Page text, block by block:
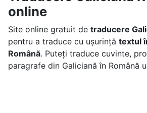
online
Site online gratuit de traducere
pentru a traduce cu ușurință textul
Română. Puteți traduce cuvinte,
paragrafe din Galiciană în Română